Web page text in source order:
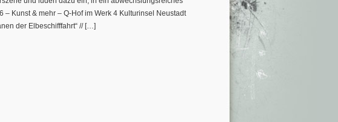
Kunst & mehr – Q-Hof im Werk 4 Kulturinsel Neustadt
der Elbeschifffahrt“ // […]